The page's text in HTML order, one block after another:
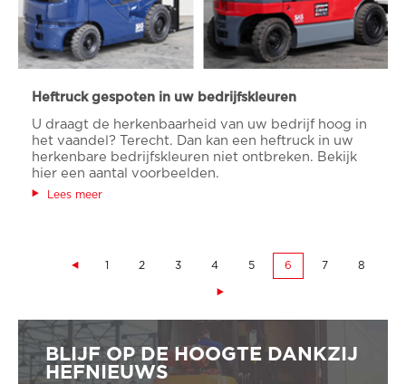
Heftruck gespoten in uw bedrijfskleuren
U draagt de herkenbaarheid van uw bedrijf hoog in
het vaandel? Terecht. Dan kan een heftruck in uw
herkenbare bedrijfskleuren niet ontbreken. Bekijk
hier een aantal voorbeelden.
Lees meer
1 2 3 4 5 6 7 8
BLIJF OP DE HOOGTE DANKZIJ
HEFNIEUWS